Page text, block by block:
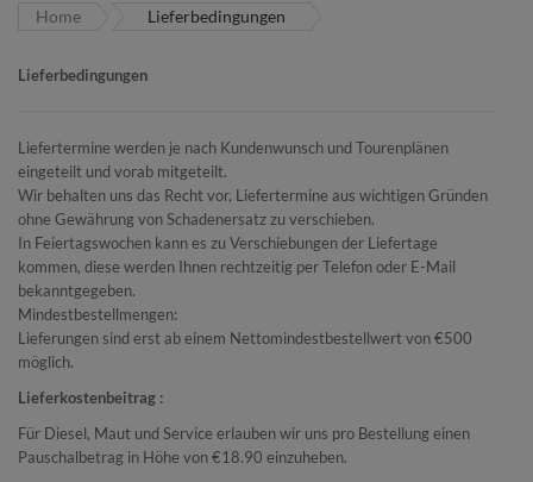
Home Lieferbedingungen
Lieferbedingungen
Liefertermine werden je nach Kundenwunsch und Tourenplänen
eingeteilt und vorab mitgeteilt.
Wir behalten uns das Recht vor, Liefertermine aus wichtigen Gründen
ohne Gewährung von Schadenersatz zu verschieben.
In Feiertagswochen kann es zu Verschiebungen der Liefertage
kommen, diese werden Ihnen rechtzeitig per Telefon oder E-Mail
bekanntgegeben.
Mindestbestellmengen:
Lieferungen sind erst ab einem Nettomindestbestellwert von €500
möglich.
Lieferkostenbeitrag :
Für Diesel, Maut und Service erlauben wir uns pro Bestellung einen
Pauschalbetrag in Höhe von €18.90 einzuheben.